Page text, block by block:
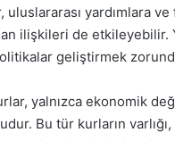
yardımlara
ilişkileri de etkileyebilir.
geliştirmek
yalnızca ekonomik
Bu tür kurların